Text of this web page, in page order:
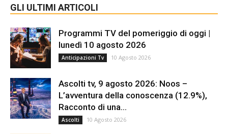
GLI ULTIMI ARTICOLI
Programmi TV del pomeriggio di oggi |
lunedì 10 agosto 2026
Anticipazioni Tv 10 Agosto 2026
Ascolti tv, 9 agosto 2026: Noos –
L’avventura della conoscenza (12.9%),
Racconto di una...
Ascolti 10 Agosto 2026